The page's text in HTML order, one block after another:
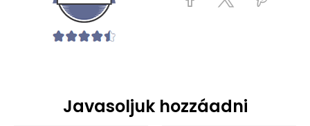
Javasoljuk hozzáadni